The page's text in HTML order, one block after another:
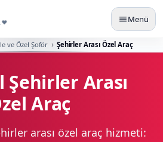
Menü
ve Özel Şoför Şehirler Arası Özel Araç
Arası
Araç
arası özel araç hizmeti: